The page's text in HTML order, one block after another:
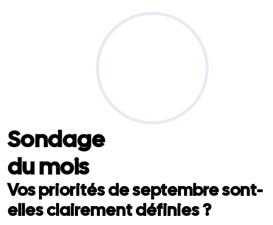
Sondage
du mois
Vos priorités de septembre sont-
elles clairement définies ?